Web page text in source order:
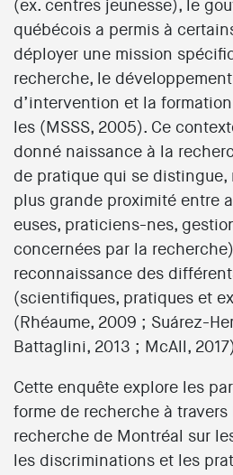
(ex. centres jeunesse), le
québécois a permis à
déployer une mission
recherche, le
d’intervention et la
les (MSSS, 2005). Ce
donné naissance à la
de pratique qui se distingue,
plus grande proximité entre
euses, praticiens-nes,
concernées par la
reconnaissance des
(scientifiques, pratiques et
(Rhéaume, 2009 ; Suárez-
Battaglini, 2013 ; McAll,
Cette enquête explore les
forme de recherche à
recherche de Montréal sur
les discriminations et les